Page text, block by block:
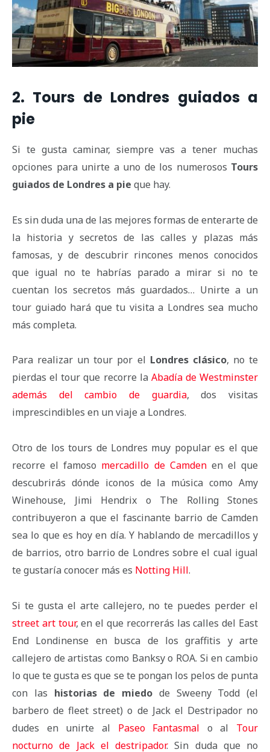
2. Tours de Londres guiados a
pie
Si te gusta caminar, siempre vas a tener muchas
opciones para unirte a uno de los numerosos Tours
guiados de Londres a pie que hay.
Es sin duda una de las mejores formas de enterarte de
la historia y secretos de las calles y plazas más
famosas, y de descubrir rincones menos conocidos
que igual no te habrías parado a mirar si no te
cuentan los secretos más guardados… Unirte a un
tour guiado hará que tu visita a Londres sea mucho
más completa.
Para realizar un tour por el Londres clásico, no te
pierdas el tour que recorre la Abadía de Westminster
además del cambio de guardia, dos visitas
imprescindibles en un viaje a Londres.
Otro de los tours de Londres muy popular es el que
recorre el famoso mercadillo de Camdenen el que
descubrirás dónde iconos de la música como Amy
Winehouse, Jimi Hendrix o The Rolling Stones
contribuyeron a que el fascinante barrio de Camden
sea lo que es hoy en día. Y hablando de mercadillos y
de barrios, otro barrio de Londres sobre el cual igual
te gustaría conocer más es Notting Hill.
Si te gusta el arte callejero, no te puedes perder el
street art tour, en el que recorrerás las calles del East
End Londinense en busca de los graffitis y arte
callejero de artistas como Banksy o ROA. Si en cambio
lo que te gusta es que se te pongan los pelos de punta
con las historias de miedo de Sweeny Todd (el
barbero de fleet street) o de Jack el Destripador no
dudes en unirte al Paseo Fantasmal o al Tour
nocturno de Jack el destripador. Sin duda que no